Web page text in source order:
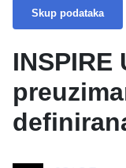
Skup podataka
INSPIRE